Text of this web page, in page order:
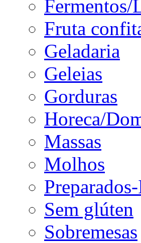
Fermentos/
Fruta
Geladaria
Geleias
Gorduras
Horeca/
Massas
Molhos
Sem glúten
Sobremesas